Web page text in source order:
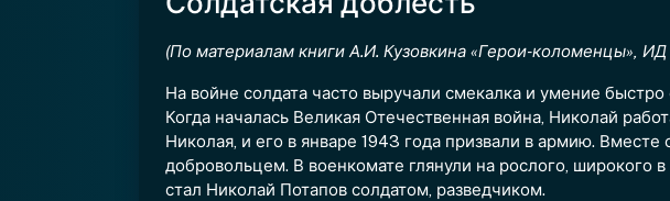
(По материалам книги А.И. Кузовкина «Герои-коломенцы», ИД
На войне солдата часто выручали смекалка и умение
Когда началась Великая Отечественная война, Николай
Николая, и его в январе 1943 года призвали в армию.
добровольцем. В военкомате глянули на рослого, широкого
стал Николай Потапов солдатом, разведчиком.